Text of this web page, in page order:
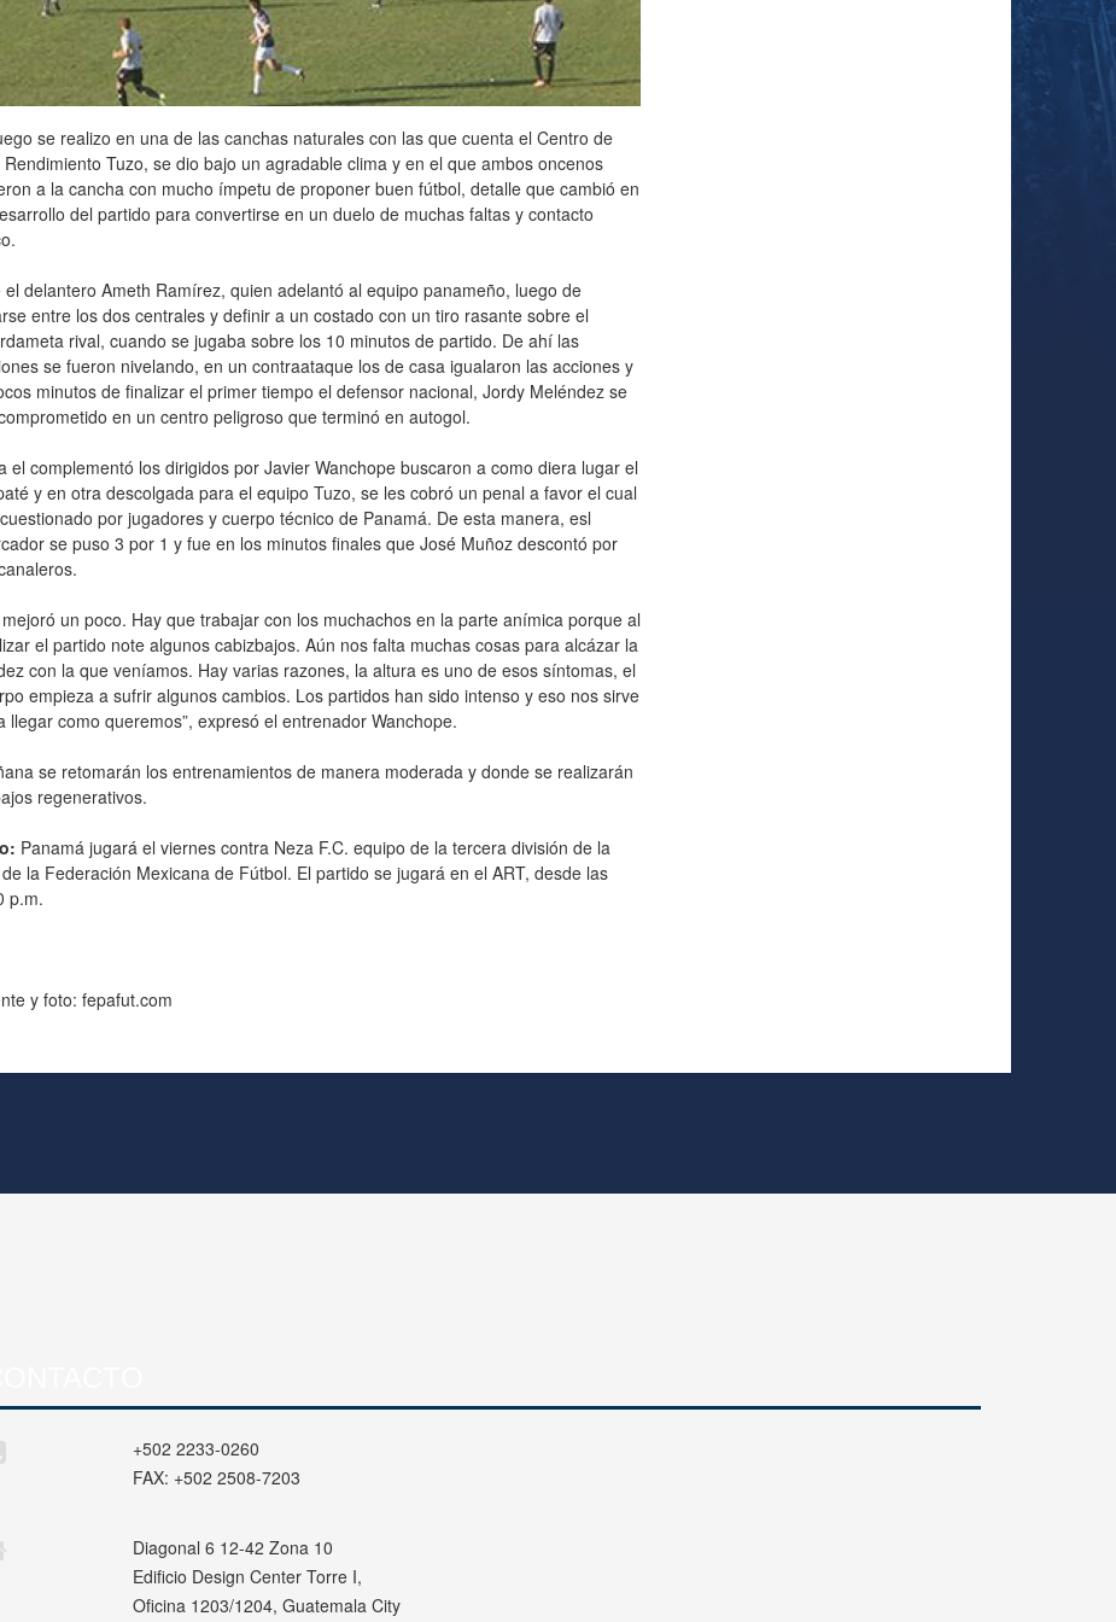
se realizo en una de las canchas naturales con las que cuenta el Centro de
Rendimiento Tuzo, se dio bajo un agradable clima y en el que ambos oncenos
a la cancha con mucho ímpetu de proponer buen fútbol, detalle que cambió en
del partido para convertirse en un duelo de muchas faltas y contacto
el delantero Ameth Ramírez, quien adelantó al equipo panameño, luego de
entre los dos centrales y definir a un costado con un tiro rasante sobre el
rival, cuando se jugaba sobre los 10 minutos de partido. De ahí las
se fueron nivelando, en un contraataque los de casa igualaron las acciones y
minutos de finalizar el primer tiempo el defensor nacional, Jordy Meléndez se
en un centro peligroso que terminó en autogol.
el complementó los dirigidos por Javier Wanchope buscaron a como diera lugar el
y en otra descolgada para el equipo Tuzo, se les cobró un penal a favor el cual
por jugadores y cuerpo técnico de Panamá. De esta manera, esl
se puso 3 por 1 y fue en los minutos finales que José Muñoz descontó por
mejoró un poco. Hay que trabajar con los muchachos en la parte anímica porque al
el partido note algunos cabizbajos. Aún nos falta muchas cosas para alcázar la
con la que veníamos. Hay varias razones, la altura es uno de esos síntomas, el
empieza a sufrir algunos cambios. Los partidos han sido intenso y eso nos sirve
llegar como queremos”, expresó el entrenador Wanchope.
se retomarán los entrenamientos de manera moderada y donde se realizarán
regenerativos.
Panamá jugará el viernes contra Neza F.C. equipo de la tercera división de la
la Federación Mexicana de Fútbol. El partido se jugará en el ART, desde las
p.m.
y foto: fepafut.com
+502 2233-0260
FAX: +502 2508-7203
Diagonal 6 12-42 Zona 10
Edificio Design Center Torre I,
Oficina 1203/1204, Guatemala City